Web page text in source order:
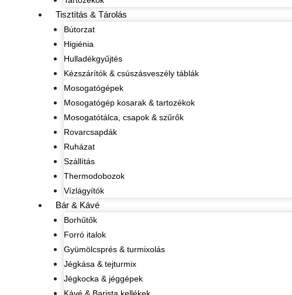
Tisztítás & Tárolás
Bútorzat
Higiénia
Hulladékgyűjtés
Kézszárítók & csúszásveszély táblák
Mosogatógépek
Mosogatógép kosarak & tartozékok
Mosogatótálca, csapok & szűrők
Rovarcsapdák
Ruházat
Szállítás
Thermodobozok
Vízlágyítók
Bár & Kávé
Borhűtők
Forró italok
Gyümölcsprés & turmixolás
Jégkása & tejturmix
Jégkocka & jéggépek